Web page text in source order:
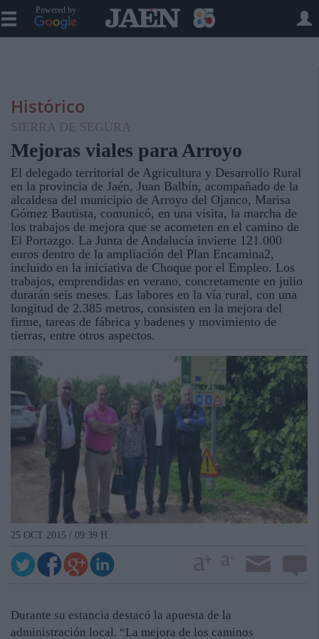
Powered by
Histórico
SIERRA DE SEGURA
Mejoras viales para Arroyo
El delegado territorial de Agricultura y Desarrollo Rural
en la provincia de Jaén, Juan Balbín, acompañado de la
alcaldesa del municipio de Arroyo del Ojanco, Marisa
Gómez Bautista, comunicó, en una visita, la marcha de
los trabajos de mejora que se acometen en el camino de
El Portazgo. La Junta de Andalucía invierte 121.000
euros dentro de la ampliación del Plan Encamina2,
incluido en la iniciativa de Choque por el Empleo. Los
trabajos, emprendidas en verano, concretamente en julio
durarán seis meses. Las labores en la vía rural, con una
longitud de 2.385 metros, consisten en la mejora del
firme, tareas de fábrica y badenes y movimiento de
tierras, entre otros aspectos.
25 OCT 2015 / 09:39 H.
Durante su estancia destacó la apuesta de la
administración local. “La mejora de los caminos